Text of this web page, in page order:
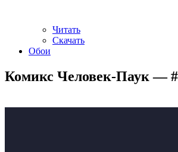
Читать
Скачать
Обои
Комикс Человек-Паук —